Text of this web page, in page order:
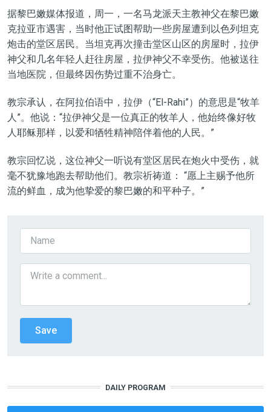
据黎巴嫩媒体报道，周一，一名马龙派天主教神父在黎巴嫩
克拉亚市遇害，当时他正试图帮助一些房屋遭到以色列坦克
炮击的堂区居民。当坦克再次撞击堂区山区的房屋时，拉伊
神父和几名年轻人赶往房屋，拉伊神父不幸受伤。他被送往
当地医院，但最终因伤势过重不治身亡。
教宗承认，在阿拉伯语中，拉伊（“El-Rahi”）的意思是“牧羊
人”。他说：“拉伊神父是一位真正的牧羊人，他始终像好牧
人耶稣那样，以爱和牺牲精神陪伴着他的人民。”
教宗回忆说，这位神父一听说有堂区居民在炮火中受伤，就
毫不犹豫地跑去帮助他们。教宗祈祷道： “愿上主赐予他所
流的鲜血，成为他挚爱的黎巴嫩的和平种子。”
DAILY PROGRAM